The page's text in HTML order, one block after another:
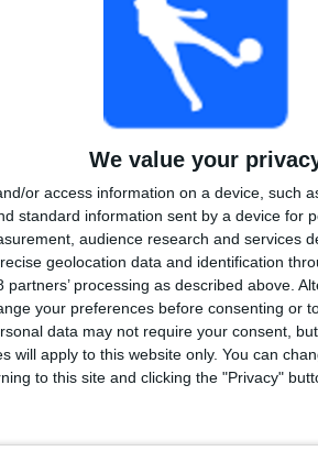
We value your
or access information on a device, such
standard information sent by a device for
audience research and services
geolocation data and identification
processing as described above.
your preferences before consenting or
data may not require your consent,
will apply to this website only. You can
to this site and clicking the "Privacy"
VS Bodø/Glimt
TÄVLINGAR
RANKNING EFTER TÄVLINGAR
Europa League
8 (47,06%)
6 (35,29%)
Träningsmatch
3 (17,65%)
Se fullständig rangordning
PER VECKODAG
TORSDAG FREDAG LÖRDAG SÖNDAG